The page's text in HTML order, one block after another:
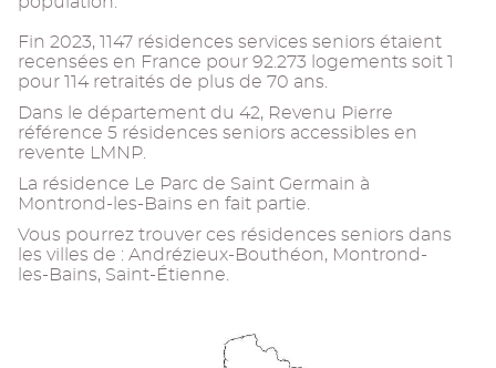
Fin 2023, 1147 résidences services seniors étaient
recensées en France pour 92.273 logements soit 1
pour 114 retraités de plus de 70 ans.
Dans le département du 42, Revenu Pierre
référence 5 résidences seniors accessibles en
revente LMNP.
La résidence Le Parc de Saint Germain à
Montrond-les-Bains en fait partie.
Vous pourrez trouver ces résidences seniors dans
les villes de : Andrézieux-Bouthéon, Montrond-
les-Bains, Saint-Étienne.